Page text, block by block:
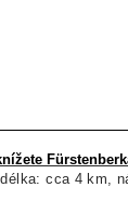
cca 4 km,